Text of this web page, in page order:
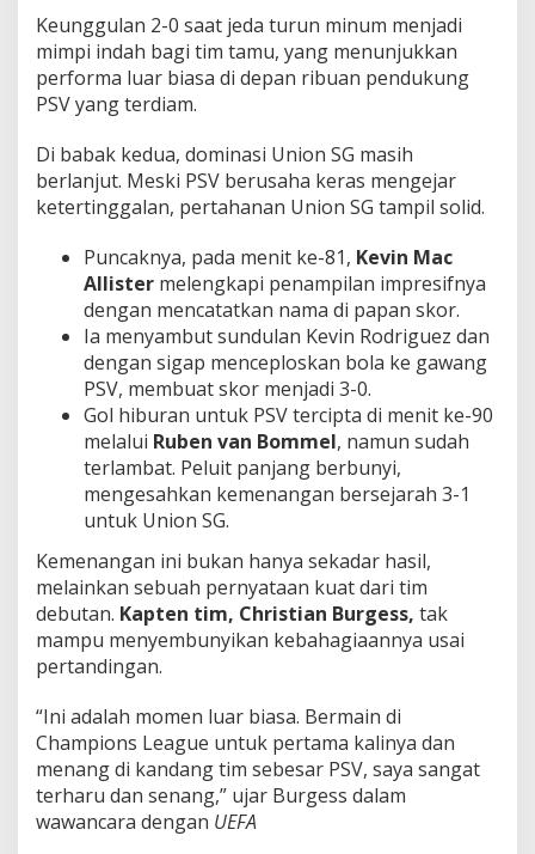
Keunggulan 2-0 saat jeda turun minum menjadi
mimpi indah bagi tim tamu, yang menunjukkan
performa luar biasa di depan ribuan pendukung
PSV yang terdiam.
Di babak kedua, dominasi Union SG masih
berlanjut. Meski PSV berusaha keras mengejar
ketertinggalan, pertahanan Union SG tampil solid.
Puncaknya, pada menit ke-81, Kevin Mac
Allister melengkapi penampilan impresifnya
dengan mencatatkan nama di papan skor.
Ia menyambut sundulan Kevin Rodriguez dan
dengan sigap menceploskan bola ke gawang
PSV, membuat skor menjadi 3-0.
Gol hiburan untuk PSV tercipta di menit ke-90
melalui Ruben van Bommel, namun sudah
terlambat. Peluit panjang berbunyi,
mengesahkan kemenangan bersejarah 3-1
untuk Union SG.
Kemenangan ini bukan hanya sekadar hasil,
melainkan sebuah pernyataan kuat dari tim
debutan. Kapten tim, Christian Burgess, tak
mampu menyembunyikan kebahagiaannya usai
pertandingan.
“Ini adalah momen luar biasa. Bermain di
Champions League untuk pertama kalinya dan
menang di kandang tim sebesar PSV, saya sangat
terharu dan senang,” ujar Burgess dalam
wawancara dengan UEFA